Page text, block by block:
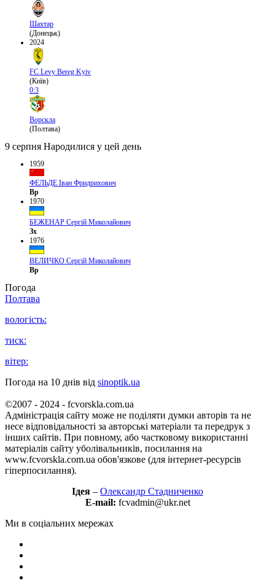
Шахтар
(Донецьк)
2024
FC Levy Bereg Kyiv
(Київ)
0:3
Ворскла
(Полтава)
9 серпня Народилися у цей день
1959
ФЕЛЬДЕ Іван Фридрихович
Вр
1970
БЕЖЕНАР Сергій Миколайович
Зх
1976
ВЕЛИЧКО Сергій Миколайович
Вр
Погода
Полтава
вологість:
тиск:
вітер:
Погода на 10 днів від sinoptik.ua
©2007 - 2024 - fcvorskla.com.ua
Адміністрація сайту може не поділяти думки авторів та не
несе відповідальності за авторські матеріали та передрук з
інших сайтів. При повному, або частковому використанні
матеріалів сайту уболівальників, посилання на
www.fcvorskla.com.ua обов'язкове (для інтернет-ресурсів
гіперпосилання).
Ідея – Олександр Стадниченко
E-mail: fcvadmin@ukr.net
Ми в соціальних мережах